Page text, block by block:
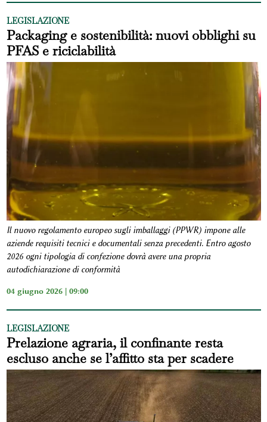
LEGISLAZIONE
Packaging e sostenibilità: nuovi obblighi su
PFAS e riciclabilità
Il nuovo regolamento europeo sugli imballaggi (PPWR) impone alle
aziende requisiti tecnici e documentali senza precedenti. Entro agosto
2026 ogni tipologia di confezione dovrà avere una propria
autodichiarazione di conformità
04 giugno 2026 | 09:00
LEGISLAZIONE
Prelazione agraria, il confinante resta
escluso anche se l’affitto sta per scadere